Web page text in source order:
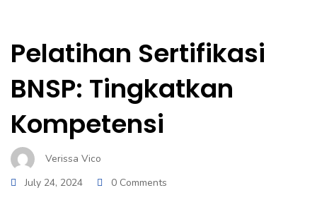
Pelatihan Sertifikasi
BNSP: Tingkatkan
Kompetensi
Verissa Vico
July 24, 2024
0 Comments